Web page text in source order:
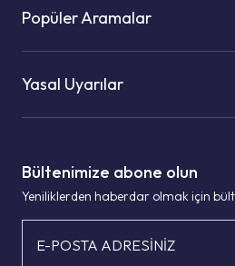
Bültenimize abone olun
Yeniliklerden haberdar olmak için
E-POSTA ADRESİNİZ
Popüler Aramalar
Yasal Uyarılar